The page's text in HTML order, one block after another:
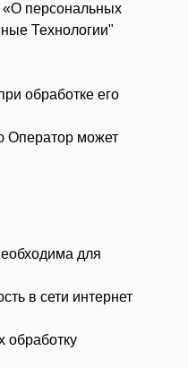
«О персональных
Технологии"
обработке его
Оператор может
для
в сети интернет
обработку